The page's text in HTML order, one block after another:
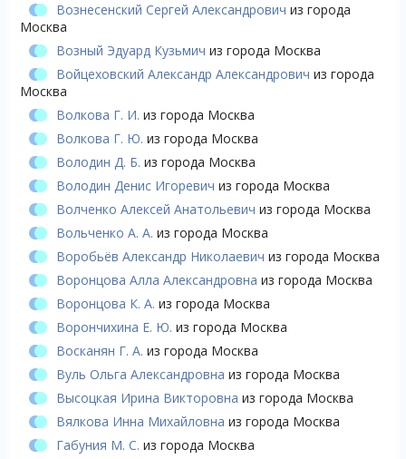
Вознесенский Сергей Александрович из города
Москва
Возный Эдуард Кузьмич из города Москва
Войцеховский Александр Александрович из города
Москва
Волкова Г. И. из города Москва
Волкова Г. Ю. из города Москва
Володин Д. Б. из города Москва
Володин Денис Игоревич из города Москва
Волченко Алексей Анатольевич из города Москва
Вольченко А. А. из города Москва
Воробьёв Александр Николаевич из города Москва
Воронцова Алла Александровна из города Москва
Воронцова К. А. из города Москва
Ворончихина Е. Ю. из города Москва
Восканян Г. А. из города Москва
Вуль Ольга Александровна из города Москва
Высоцкая Ирина Викторовна из города Москва
Вялкова Инна Михайловна из города Москва
Габуния М. С. из города Москва